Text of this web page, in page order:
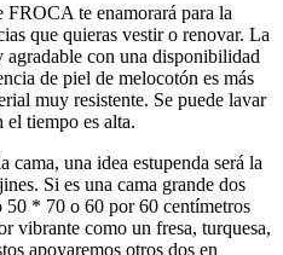
te enamorará para la
que quieras vestir o renovar. La
con una disponibilidad
de piel de melocotón es más
muy resistente. Se puede lavar
tiempo es alta.
cama, una idea estupenda será la
Si es una cama grande dos
50 * 70 o 60 por 60 centímetros
vibrante como un fresa, turquesa,
apoyaremos otros dos en